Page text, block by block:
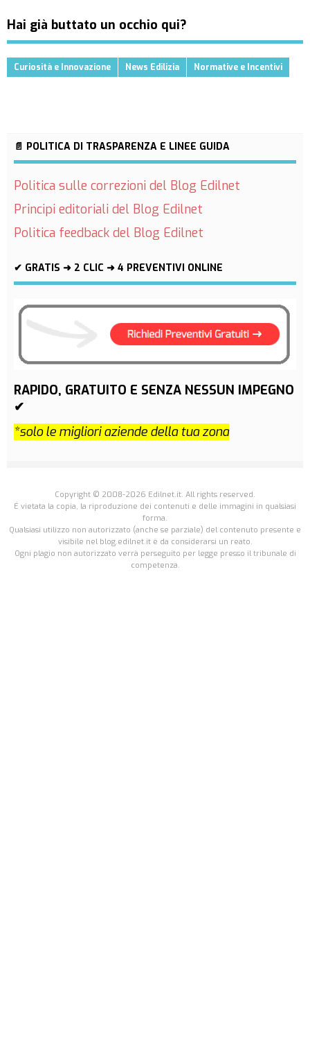
Hai già buttato un occhio qui?
Curiosità e Innovazione News Edilizia Normative e Incentivi
📄 POLITICA DI TRASPARENZA E LINEE GUIDA
Politica sulle correzioni del Blog Edilnet
Principi editoriali del Blog Edilnet
Politica feedback del Blog Edilnet
✔ GRATIS ➜ 2 CLIC ➜ 4 PREVENTIVI ONLINE
RAPIDO, GRATUITO E SENZA NESSUN IMPEGNO
✔
*solo le migliori aziende della tua zona
Copyright © 2008-2026 Edilnet.it. All rights reserved.
É vietata la copia, la riproduzione dei contenuti e delle immagini in qualsiasi
forma.
Qualsiasi utilizzo non autorizzato (anche se parziale) del contenuto presente e
visibile nel blog.edilnet.it è da considerarsi un reato.
Ogni plagio non autorizzato verrà perseguito per legge presso il tribunale di
competenza.